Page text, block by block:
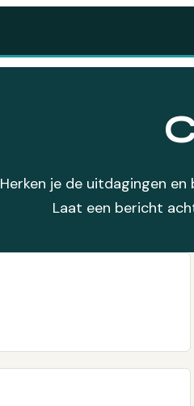
Herken je de uitdagingen
Laat een bericht